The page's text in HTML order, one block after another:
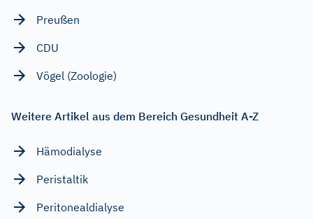
Preußen
CDU
Vögel (Zoologie)
Weitere Artikel aus dem Bereich Gesundheit A-Z
Hämodialyse
Peristaltik
Peritonealdialyse